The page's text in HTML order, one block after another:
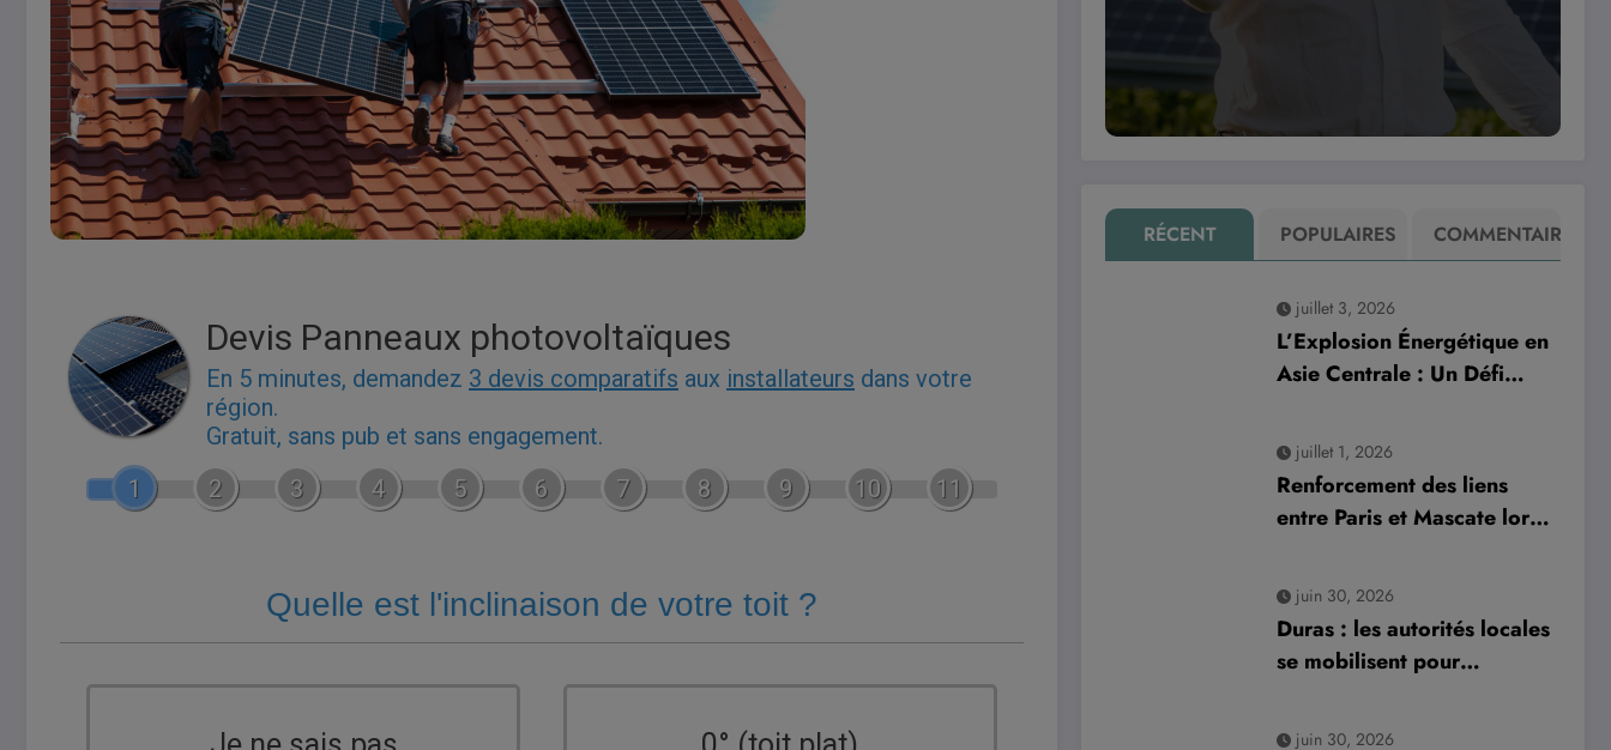
Devis Panneaux photovoltaïques
En 5 minutes, demandez 3 devis comparatifs aux installateurs dans votre
région.
Gratuit, sans pub et sans engagement.
1
2 3 4 5 6 7 8 9 10 11
Quelle est l'inclinaison de votre toit ?
RÉCENT POPULAIRES COMMENTAIRE
juillet 3, 2026
L’Explosion Énergétique en
Asie Centrale : Un Défi
Investissements Globaux
juillet 1, 2026
Renforcement des liens
entre Paris et Mascate lors
sultan d’Oman
juin 30, 2026
Duras : les autorités locales
se mobilisent pour
risques et moderniser les
juin 30, 2026